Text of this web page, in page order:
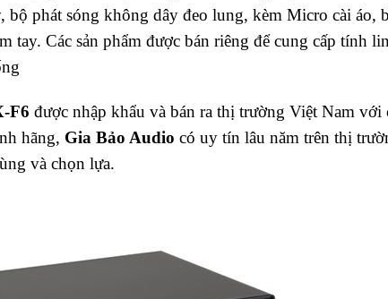
bộ phát sóng không dây đeo lung, kèm Micro cài áo,
tay. Các sản phẩm được bán riêng để cung cấp tính
F6 được nhập khẩu và bán ra thị trường Việt Nam với
hãng, Gia Bảo Audio có uy tín lâu năm trên thị
và chọn lựa.